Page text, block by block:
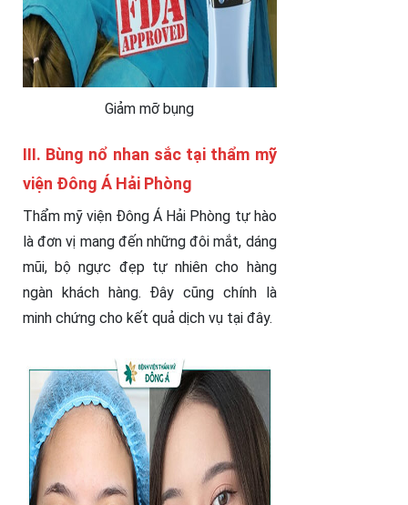
Giảm mỡ bụng
III. Bùng nổ nhan sắc tại thẩm mỹ
viện Đông Á Hải Phòng
Thẩm mỹ viện Đông Á Hải Phòng tự hào
là đơn vị mang đến những đôi mắt, dáng
mũi, bộ ngực đẹp tự nhiên cho hàng
ngàn khách hàng. Đây cũng chính là
minh chứng cho kết quả dịch vụ tại đây.